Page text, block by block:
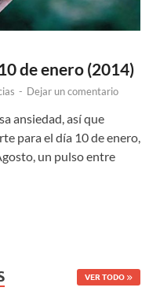
de enero (2014)
- Dejar un comentario
ansiedad, así que
para el día 10 de enero,
un pulso entre
VER TODO